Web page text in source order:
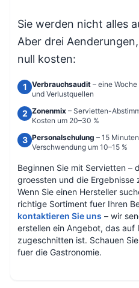
Sie werden nicht alles
Aber drei
null kosten:
Verbrauchsaudit – eine
und Verlustquellen
Zonenmix – Servietten-
Kosten um 20–30 %
Personalschulung – 15
Verschwendung um 10–15 %
Beginnen Sie mit Servietten –
groessten und die Ergebnisse
Wenn Sie einen Hersteller
richtige Sortiment fuer Ihren
kontaktieren Sie uns – wir
erstellen ein Angebot, das auf
zugeschnitten ist. Schauen
fuer die Gastronomie.